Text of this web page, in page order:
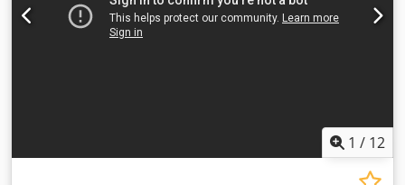
1 / 12